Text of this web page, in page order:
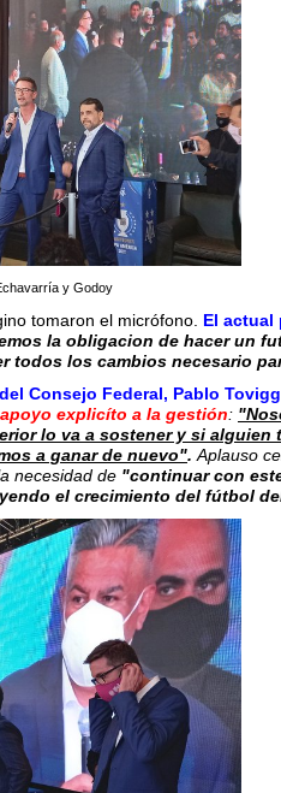
y Godoy
tomaron el micrófono. El actual
la obligacion de hacer un
todos los cambios necesario
Consejo Federal, Pablo
explicíto a la gestión: "
lo va a sostener y si alguien
a ganar de nuevo". Aplauso
necesidad de "continuar con
el crecimiento del fútbol